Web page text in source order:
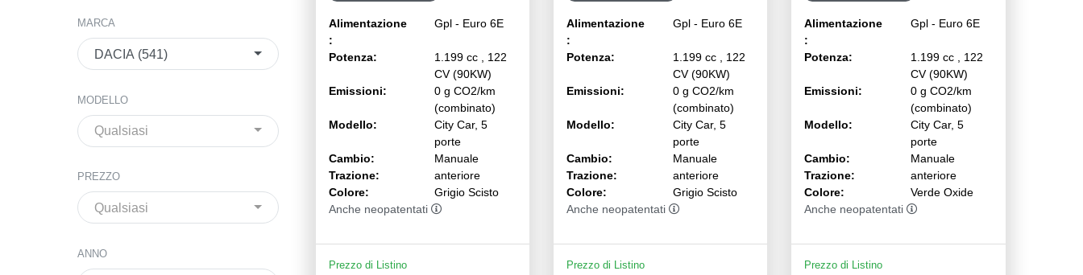
MARCA
DACIA (541)
MODELLO
Qualsiasi
PREZZO
Qualsiasi
ANNO
Alimentazione
:
Gpl - Euro 6E
Potenza:
1.199 cc , 122
CV (90KW)
Emissioni:
0 g CO2/km
(combinato)
Modello:
City Car, 5
porte
Cambio:
Manuale
Trazione:
anteriore
Colore:
Grigio Scisto
Anche neopatentati
Prezzo di Listino
Alimentazione
:
Gpl - Euro 6E
Potenza:
1.199 cc , 122
CV (90KW)
Emissioni:
0 g CO2/km
(combinato)
Modello:
City Car, 5
porte
Cambio:
Manuale
Trazione:
anteriore
Colore:
Grigio Scisto
Anche neopatentati
Prezzo di Listino
Alimentazione
:
Gpl - Euro 6E
Potenza:
1.199 cc , 122
CV (90KW)
Emissioni:
0 g CO2/km
(combinato)
Modello:
City Car, 5
porte
Cambio:
Manuale
Trazione:
anteriore
Colore:
Verde Oxide
Anche neopatentati
Prezzo di Listino